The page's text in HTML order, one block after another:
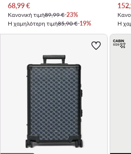
Τρέχουσα τιμή
68,99€
Κανονική τιμή89,99 €-23%
Η χαμηλότερη τιμή85,90 €-19%
Η